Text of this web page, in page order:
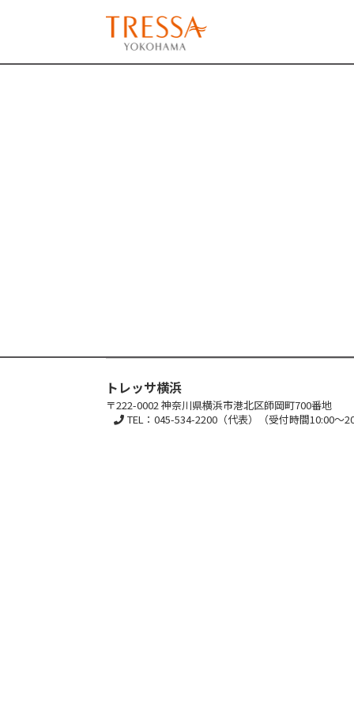
トレッサ横浜
〒222-0002 神奈川県横浜市港北区師岡町700番地
TEL：045-534-2200（代表）（受付時間10:00～